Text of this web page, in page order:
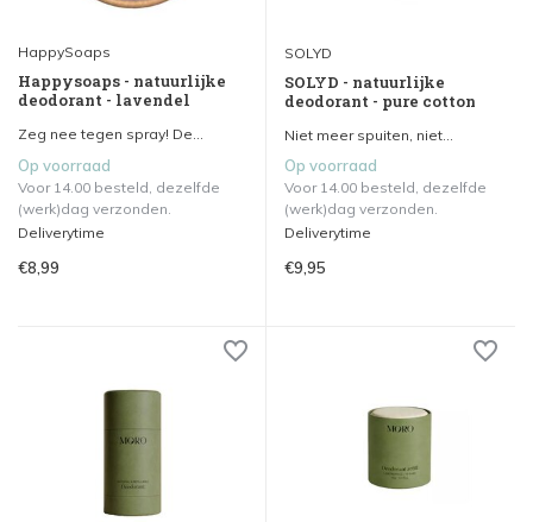
HappySoaps
Happysoaps - natuurlijke
deodorant - lavendel
Zeg nee tegen spray! De...
Op voorraad
Voor 14.00 besteld, dezelfde
(werk)dag verzonden.
Deliverytime
€8,99
SOLYD
SOLYD - natuurlijke
deodorant - pure cotton
Niet meer spuiten, niet...
Op voorraad
Voor 14.00 besteld, dezelfde
(werk)dag verzonden.
Deliverytime
€9,95